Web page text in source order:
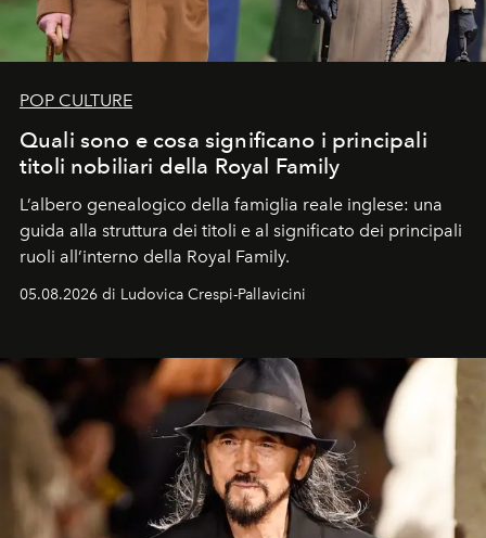
POP CULTURE
Quali sono e cosa significano i principali
titoli nobiliari della Royal Family
L’albero genealogico della famiglia reale inglese: una
guida alla struttura dei titoli e al significato dei principali
ruoli all’interno della Royal Family.
05.08.2026 di Ludovica Crespi-Pallavicini